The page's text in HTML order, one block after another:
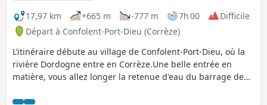
17,97 km
+665 m -777 m 7h 00
Difficile
Départ à Confolent-Port-Dieu (Corrèze)
L’itinéraire débute au village de Confolent-Port-Dieu, où la
rivière Dordogne entre en Corrèze.Une belle entrée en
matière, vous allez longer la retenue d'eau du barrage de